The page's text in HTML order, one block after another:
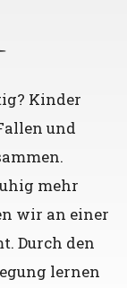
Kinder
und
mehr
wir an einer
Durch den
lernen